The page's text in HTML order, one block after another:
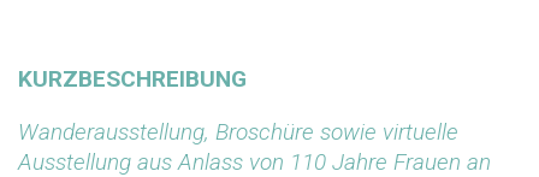
KURZBESCHREIBUNG
Wanderausstellung, Broschüre sowie virtuelle
Ausstellung aus Anlass von 110 Jahre Frauen an